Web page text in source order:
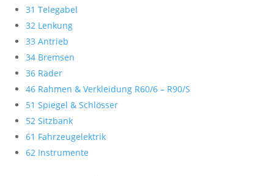
31 Telegabel
32 Lenkung
33 Antrieb
34 Bremsen
36 Räder
46 Rahmen & Verkleidung R60/6 – R90/S
51 Spiegel & Schlösser
52 Sitzbank
61 Fahrzeugelektrik
62 Instrumente